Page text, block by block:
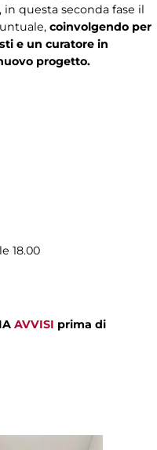
questa seconda fase il
coinvolgendo per
e un curatore in
progetto.
18.00
AVVISI prima di